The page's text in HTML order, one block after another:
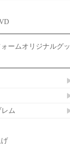
ームオリジナルグッ
ム